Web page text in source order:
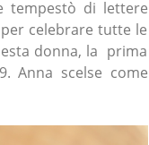
tempestò di lettere
celebrare tutte le
donna, la prima
Anna scelse come